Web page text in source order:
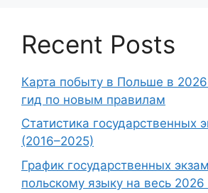
Recent Posts
Карта побыту в Польше в
гид по новым правилам
Статистика государственных
(2016–2025)
График государственных
польскому языку на весь 2026